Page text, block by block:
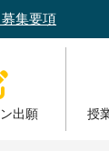
集要項
出願 授